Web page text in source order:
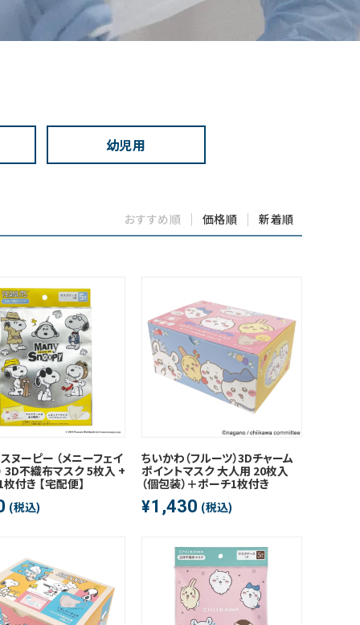
幼児用
ヌーピー （メニーフェイ
3D不織布マスク 5枚入 +
付き 【宅配便】
(税込)
ちいかわ（フルーツ）3Dチャーム
ポイントマスク 大人用 20枚入
（個包装）＋ポーチ1枚付き
¥1,430 (税込)
おすすめ順 価格順 新着順